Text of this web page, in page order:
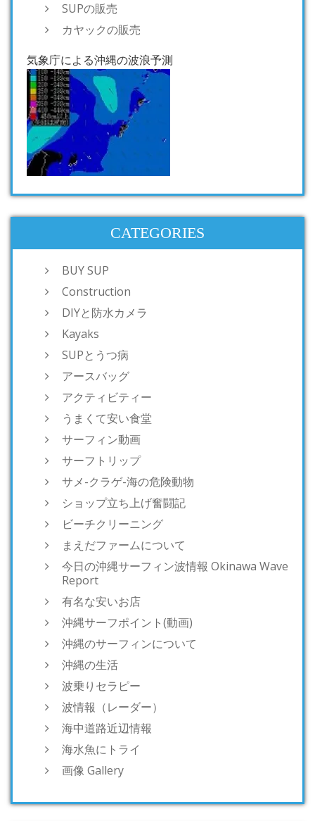
SUPの販売
カヤックの販売
気象庁による沖縄の波浪予測
CATEGORIES
BUY SUP
Construction
DIYと防水カメラ
Kayaks
SUPとうつ病
アースバッグ
アクティビティー
うまくて安い食堂
サーフィン動画
サーフトリップ
サメ-クラゲ-海の危険動物
ショップ立ち上げ奮闘記
ビーチクリーニング
まえだファームについて
今日の沖縄サーフィン波情報 Okinawa Wave
Report
有名な安いお店
沖縄サーフポイント(動画)
沖縄のサーフィンについて
沖縄の生活
波乗りセラピー
波情報（レーダー）
海中道路近辺情報
海水魚にトライ
画像 Gallery